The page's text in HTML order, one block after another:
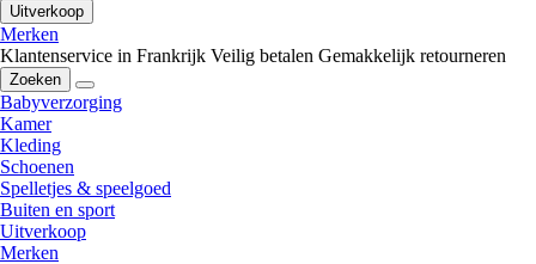
Uitverkoop
Merken
Klantenservice in Frankrijk Veilig betalen Gemakkelijk retourneren
Zoeken
Babyverzorging
Kamer
Kleding
Schoenen
Spelletjes & speelgoed
Buiten en sport
Uitverkoop
Merken